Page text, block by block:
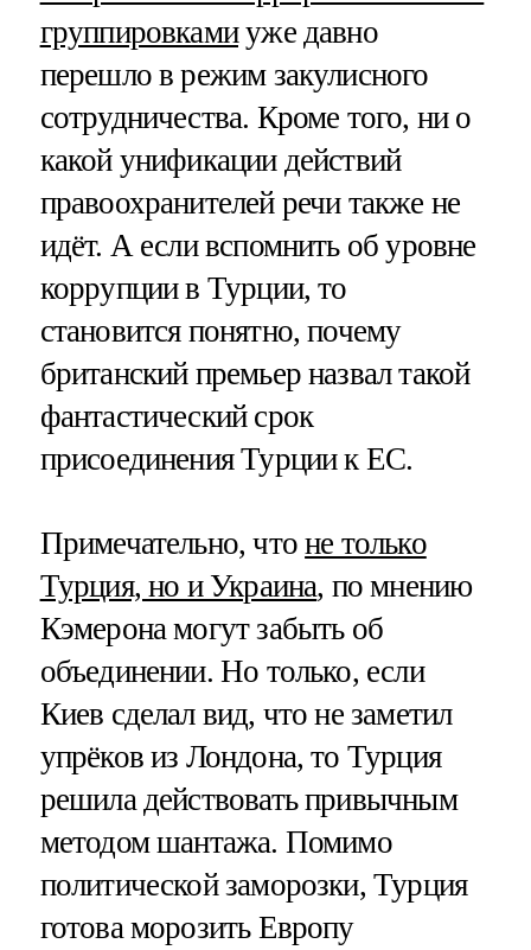
группировкамиуже давно
перешло в режим закулисного
сотрудничества. Кроме того, ни о
какой унификации действий
правоохранителей речи также не
идёт. А если вспомнить об уровне
коррупции в Турции, то
становится понятно, почему
британский премьер назвал такой
фантастический срок
присоединения Турции к ЕС.
Примечательно, чтоне только
Турция, но и Украина, по мнению
Кэмерона могут забыть об
объединении. Но только, если
Киев сделал вид, что не заметил
упрёков из Лондона, то Турция
решила действовать привычным
методом шантажа. Помимо
политической заморозки, Турция
готова морозить Европу